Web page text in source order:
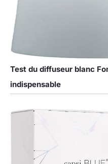
Test du diffuseur blanc
indispensable